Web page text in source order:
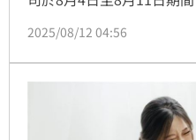
195.91元，交易總金額達
2025/08/12 04:56